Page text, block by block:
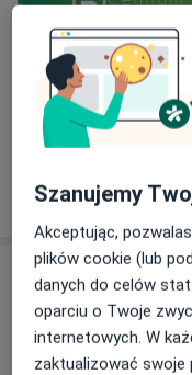
Panendoskopii
zabiegowa),
Kolonoskopii
zabiegowa),
ECPW(zabiegi
trzustkowych).
Uczestnik wielu
zagranicznych z
pokarmowego.
Gastroenterologii i
Towarzystwa
(ESGE) oraz
Zobacz galerię (1)
Usługi i ceny
Konsultacja
Od 400 zł Szczegóły
Szanujemy
Akceptując,
plików cookie (lub
danych do celów
oparciu o Twoje
internetowych. W
zaktualizować swoje